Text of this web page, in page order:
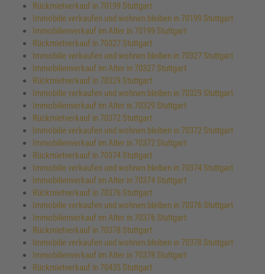
Rückmietverkauf in 70199 Stuttgart
Immobilie verkaufen und wohnen bleiben in 70199 Stuttgart
Immobilienverkauf im Alter in 70199 Stuttgart
Rückmietverkauf in 70327 Stuttgart
Immobilie verkaufen und wohnen bleiben in 70327 Stuttgart
Immobilienverkauf im Alter in 70327 Stuttgart
Rückmietverkauf in 70329 Stuttgart
Immobilie verkaufen und wohnen bleiben in 70329 Stuttgart
Immobilienverkauf im Alter in 70329 Stuttgart
Rückmietverkauf in 70372 Stuttgart
Immobilie verkaufen und wohnen bleiben in 70372 Stuttgart
Immobilienverkauf im Alter in 70372 Stuttgart
Rückmietverkauf in 70374 Stuttgart
Immobilie verkaufen und wohnen bleiben in 70374 Stuttgart
Immobilienverkauf im Alter in 70374 Stuttgart
Rückmietverkauf in 70376 Stuttgart
Immobilie verkaufen und wohnen bleiben in 70376 Stuttgart
Immobilienverkauf im Alter in 70376 Stuttgart
Rückmietverkauf in 70378 Stuttgart
Immobilie verkaufen und wohnen bleiben in 70378 Stuttgart
Immobilienverkauf im Alter in 70378 Stuttgart
Rückmietverkauf in 70435 Stuttgart